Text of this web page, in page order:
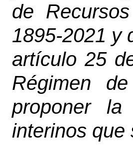
de
1895-2021 y
artículo 25
Régimen
proponer la
interinos que